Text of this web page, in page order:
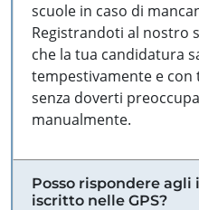
scuole in caso di
Registrandoti al nostro
che la tua candidatura
tempestivamente e
senza doverti
manualmente.
Posso rispondere
iscritto nelle GPS?